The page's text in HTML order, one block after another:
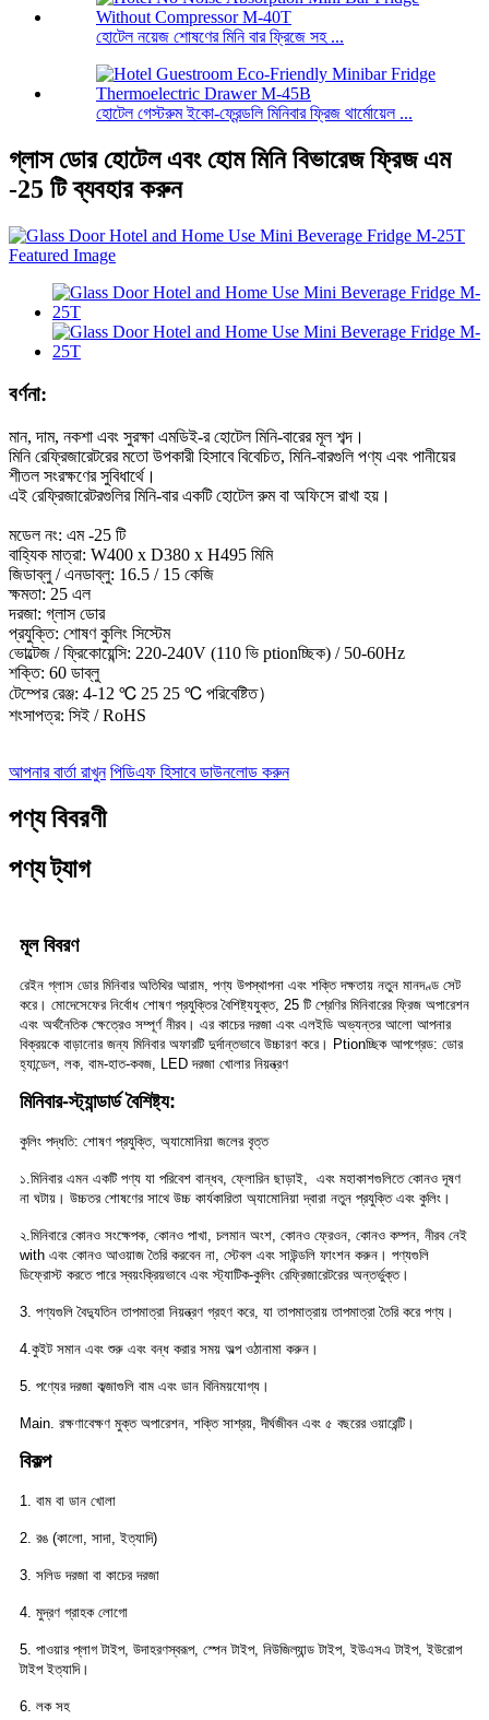
হোটেল নয়েজ শোষণের মিনি বার ফ্রিজে সহ ...
হোটেল গেস্টরুম ইকো-ফ্রেন্ডলি মিনিবার ফ্রিজ থার্মোয়েল ...
গ্লাস ডোর হোটেল এবং হোম মিনি বিভারেজ ফ্রিজ এম
-25 টি ব্যবহার করুন
বর্ণনা:
মান, দাম, নকশা এবং সুরক্ষা এমডিই-র হোটেল মিনি-বারের মূল শব্দ।
মিনি রেফ্রিজারেটরের মতো উপকারী হিসাবে বিবেচিত, মিনি-বারগুলি পণ্য এবং পানীয়ের
শীতল সংরক্ষণের সুবিধার্থে।
এই রেফ্রিজারেটরগুলির মিনি-বার একটি হোটেল রুম বা অফিসে রাখা হয়।
মডেল নং: এম -25 টি
বাহ্যিক মাত্রা: W400 x D380 x H495 মিমি
জিডাব্লু / এনডাব্লু: 16.5 / 15 কেজি
ক্ষমতা: 25 এল
দরজা: গ্লাস ডোর
প্রযুক্তি: শোষণ কুলিং সিস্টেম
ভোল্টেজ / ফ্রিকোয়েন্সি: 220-240V (110 ভি ptionচ্ছিক) / 50-60Hz
শক্তি: 60 ডাব্লু
টেম্পের রেঞ্জ: 4-12 ℃ 25 25 ℃ পরিবেষ্টিত）
শংসাপত্র: সিই / RoHS
আপনার বার্তা রাখুন পিডিএফ হিসাবে ডাউনলোড করুন
পণ্য বিবরণী
পণ্য ট্যাগ
মূল বিবরণ
রেইন গ্লাস ডোর মিনিবার অতিথির আরাম, পণ্য উপস্থাপনা এবং শক্তি দক্ষতায় নতুন মানদণ্ড সেট
করে। মোদেসেফের নির্বোধ শোষণ প্রযুক্তির বৈশিষ্ট্যযুক্ত, 25 টি শ্রেণির মিনিবারের ফ্রিজ অপারেশন
এবং অর্থনৈতিক ক্ষেত্রেও সম্পূর্ণ নীরব। এর কাচের দরজা এবং এলইডি অভ্যন্তর আলো আপনার
বিক্রয়কে বাড়ানোর জন্য মিনিবার অফারটি দুর্দান্তভাবে উচ্চারণ করে। Ptionচ্ছিক আপগ্রেড: ডোর
হ্যান্ডেল, লক, বাম-হাত-কবজ, LED দরজা খোলার নিয়ন্ত্রণ
মিনিবার-স্ট্যান্ডার্ড বৈশিষ্ট্য:
কুলিং পদ্ধতি: শোষণ প্রযুক্তি, অ্যামোনিয়া জলের বৃত্ত
১.মিনিবার এমন একটি পণ্য যা পরিবেশ বান্ধব, ফ্লোরিন ছাড়াই, এবং মহাকাশগুলিতে কোনও দূষণ
না ঘটায়। উচ্চতর শোষণের সাথে উচ্চ কার্যকারিতা অ্যামোনিয়া দ্বারা নতুন প্রযুক্তি এবং কুলিং।
২.মিনিবারে কোনও সংক্ষেপক, কোনও পাখা, চলমান অংশ, কোনও ফ্রেওন, কোনও কম্পন, নীরব নেই
with এবং কোনও আওয়াজ তৈরি করবেন না, স্টেবল এবং সাউন্ডলি ফাংশন করুন। পণ্যগুলি
ডিফ্রোস্ট করতে পারেস্বয়ংক্রিয়ভাবে এবং স্ট্যাটিক-কুলিং রেফ্রিজারেটরের অন্তর্ভুক্ত।
3. পণ্যগুলি বৈদ্যুতিন তাপমাত্রা নিয়ন্ত্রণ গ্রহণ করে, যা তাপমাত্রায় তাপমাত্রা তৈরি করে পণ্য।
4.কুইট সমান এবং শুরু এবং বন্ধ করার সময় অল্প ওঠানামা করুন।
5. পণ্যের দরজা কব্জাগুলি বাম এবং ডান বিনিময়যোগ্য।
Main. রক্ষণাবেক্ষণ মুক্ত অপারেশন, শক্তি সাশ্রয়, দীর্ঘজীবন এবং ৫ বছরের ওয়ারেন্টি।
বিকল্প
1. বাম বা ডান খোলা
2. রঙ (কালো, সাদা, ইত্যাদি)
3. সলিড দরজা বা কাচের দরজা
4. মুদ্রণ গ্রাহক লোগো
5. পাওয়ার প্লাগ টাইপ, উদাহরণস্বরূপ, স্পেন টাইপ, নিউজিল্যান্ড টাইপ, ইউএসএ টাইপ, ইউরোপ
টাইপ ইত্যাদি।
6. লক সহ